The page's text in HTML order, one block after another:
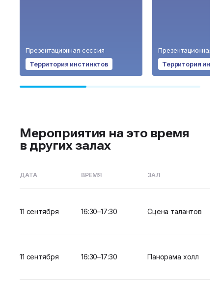
Презентационная сессия
Территория инстинктов
Презентационная
Территория
Мероприятия на это время
в других залах
ДАТА ВРЕМЯ ЗАЛ
11 сентября 16:30–17:30 Сцена талантов
11 сентября 16:30–17:30 Панорама холл